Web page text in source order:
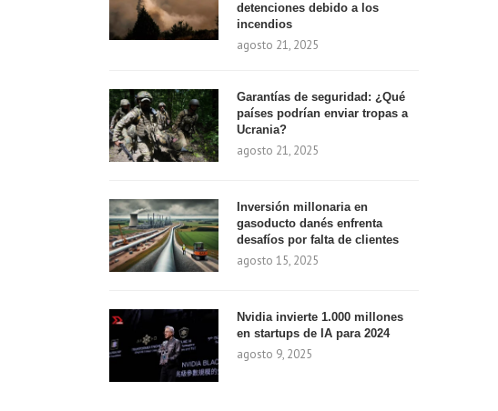
detenciones debido a los
incendios
agosto 21, 2025
Garantías de seguridad: ¿Qué
países podrían enviar tropas a
Ucrania?
agosto 21, 2025
Inversión millonaria en
gasoducto danés enfrenta
desafíos por falta de clientes
agosto 15, 2025
Nvidia invierte 1.000 millones
en startups de IA para 2024
agosto 9, 2025